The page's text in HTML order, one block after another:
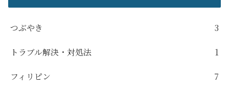
つぶやき 3
トラブル解決・対処法 1
フィリピン 7